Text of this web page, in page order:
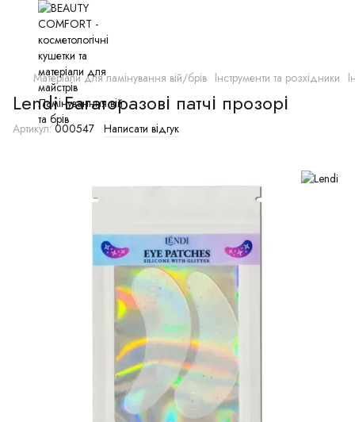
Матеріали для ламінування вій/брів Інструменти та розхідники
Lendi Багаторазові патчі прозорі
Артикул: 000547 Написати відгук